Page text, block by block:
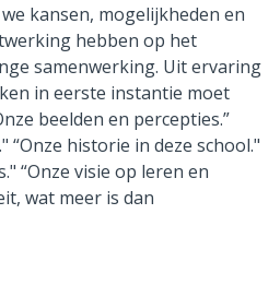
kansen, mogelijkheden en
hebben op het
samenwerking. Uit ervaring
in eerste instantie moet
beelden en percepties.”
“Onze historie in deze school."
“Onze visie op leren en
wat meer is dan